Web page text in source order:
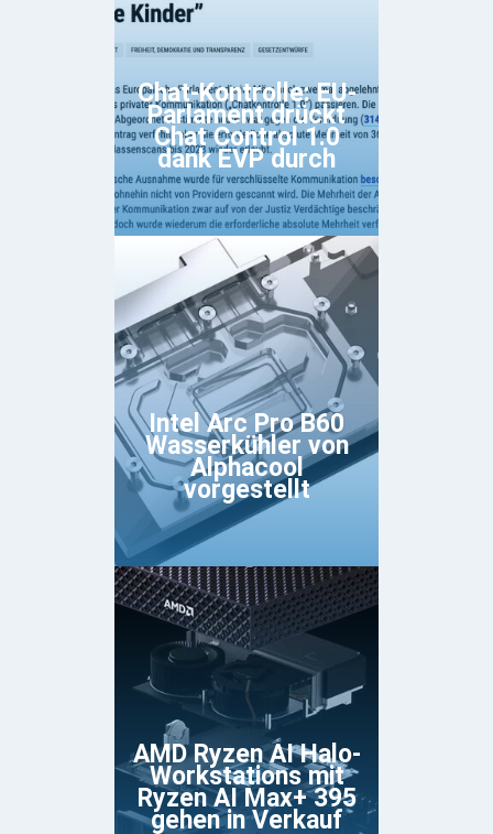
Chat-Kontrolle: EU-
Parlament drückt
Chat Control 1.0
dank EVP durch
Intel Arc Pro B60
Wasserkühler von
Alphacool
vorgestellt
AMD Ryzen AI Halo-
Workstations mit
Ryzen AI Max+ 395
gehen in Verkauf